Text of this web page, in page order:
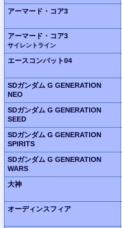
アーマード・コア3
アーマード・コア3
サイレントライン
エースコンバット04
SDガンダム G GENERATION
NEO
SDガンダム G GENERATION
SEED
SDガンダム G GENERATION
SPIRITS
SDガンダム G GENERATION
WARS
大神
オーディンスフィア